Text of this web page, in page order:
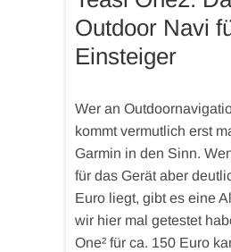
Outdoor Navi
Einsteiger
Wer an
kommt vermutlich erst
Garmin in den Sinn.
für das Gerät aber
Euro liegt, gibt es eine
wir hier mal getestet
One² für ca. 150 Euro